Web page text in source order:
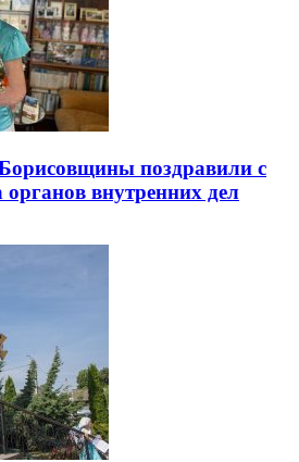
поздравили с
органов внутренних дел